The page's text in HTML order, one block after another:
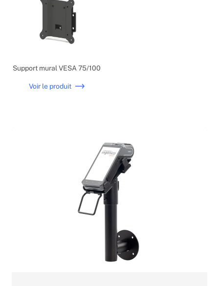
Support mural VESA 75/100
Voir le produit